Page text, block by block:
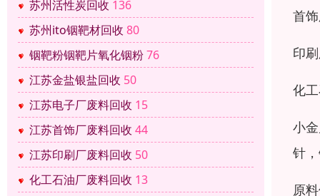
苏州活性炭回收 136
苏州ito铟靶材回收 80
铟靶粉铟靶片氧化铟粉76
江苏金盐银盐回收 50
江苏电子厂废料回收 15
江苏首饰厂废料回收 44
江苏印刷厂废料回收 50
化工石油厂废料回收 13
首
印
化
小
针
原